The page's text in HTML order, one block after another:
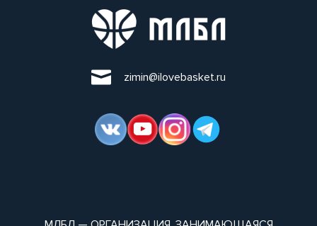
zimin@ilovebasket.ru